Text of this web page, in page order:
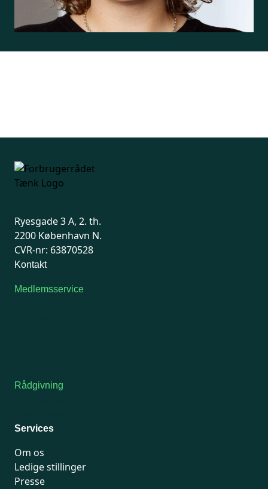
Ryesgade 3 A, 2. th.
2200 København N.
CVR-nr: 63870528
Kontakt
Medlemsservice
Rådgivning
Services
Om os
Ledige stillinger
Presse